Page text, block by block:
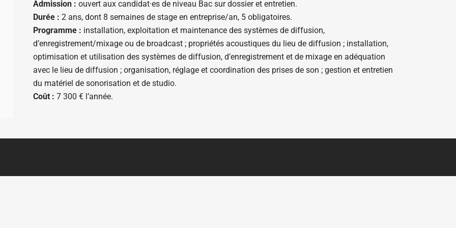
Admission : ouvert aux candidat·es de niveau Bac sur dossier et entretien.
Durée : 2 ans, dont 8 semaines de stage en entreprise/an, 5 obligatoires.
Programme : installation, exploitation et maintenance des systèmes de diffusion,
d’enregistrement/mixage ou de broadcast ; propriétés acoustiques du lieu de diffusion ; installation,
optimisation et utilisation des systèmes de diffusion, d’enregistrement et de mixage en adéquation
avec le lieu de diffusion ; organisation, réglage et coordination des prises de son ; gestion et entretien
du matériel de sonorisation et de studio.
Coût : 7 300 € l’année.